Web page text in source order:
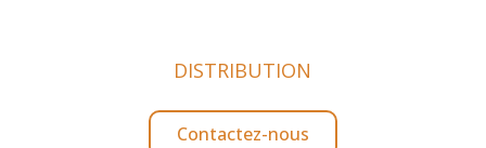
DISTRIBUTION
Contactez-nous